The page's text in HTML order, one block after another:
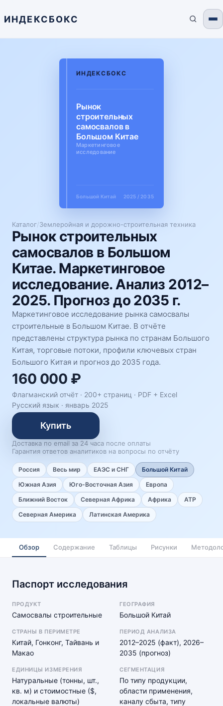
ИНДЕКСБОКС
Каталог/Землеройная и дорожно-строительная техника
Рынок строительных
самосвалов в Большом
Китае. Маркетинговое
исследование. Анализ 2012–
2025. Прогноз до 2035 г.
Маркетинговое исследование рынка самосвалы
строительные в Большом Китае. В отчёте
представлены структура рынка по странам Большого
Китая, торговые потоки, профили ключевых стран
Большого Китая и прогноз до 2035 года.
160 000 ₽
Флагманский отчёт · 200+ страниц · PDF + Excel
Русский язык · январь 2025
Купить
Доставка по email за 24 часа после оплаты
Гарантия ответов аналитиков на вопросы по отчёту
Россия Весь мир ЕАЭС и СНГ
Большой Китай
Южная Азия
Юго-Восточная Азия
Европа
Ближний Восток
Северная Африка Африка
АТР
Северная Америка
Латинская Америка
ИНДЕКСБОКС
Рынок
строительных
самосвалов в
Большом Китае
Маркетинговое
исследование
Большой Китай 2025 / 2035
Обзор Содержание Таблицы Рисунки
Паспорт исследования
ПРОДУКТ
Самосвалы строительные
ГЕОГРАФИЯ
Большой Китай
СТРАНЫ В ПЕРИМЕТРЕ
Китай, Гонконг, Тайвань и
Макао
ПЕРИОД АНАЛИЗА
2012–2025 (факт), 2026–
2035 (прогноз)
ЕДИНИЦЫ ИЗМЕРЕНИЯ
Натуральные (тонны, шт.,
кв. м) и стоимостные ($,
локальные валюты)
СЕГМЕНТАЦИЯ
По типу продукции,
области применения,
каналу сбыта, типу